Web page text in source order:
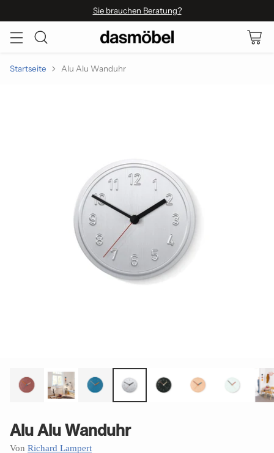
Sie brauchen Beratung?
Startseite Alu Alu Wanduhr
Alu Alu Wanduhr
Von Richard Lampert